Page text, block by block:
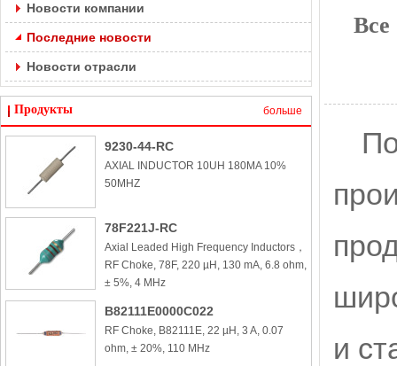
Новости компании
Последние новости
Новости отрасли
Продукты больше
9230-44-RC
AXIAL INDUCTOR 10UH 180MA 10%
50MHZ
78F221J-RC
Axial Leaded High Frequency Inductors，
RF Choke, 78F, 220 µH, 130 mA, 6.8 ohm,
± 5%, 4 MHz
B82111E0000C022
RF Choke, B82111E, 22 µH, 3 A, 0.07
ohm, ± 20%, 110 MHz
Все
и